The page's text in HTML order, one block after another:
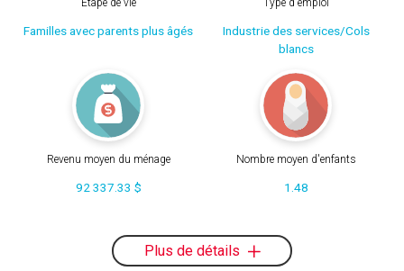
Étape de vie
Familles avec parents plus âgés
Type d'emploi
Industrie des services/Cols
blancs
Revenu moyen du ménage
92 337.33 $
Nombre moyen d'enfants
1.48
Plus de détails